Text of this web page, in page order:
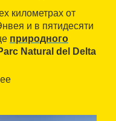
километрах от
и в пятидесяти
природного
Natural del Delta
одними из